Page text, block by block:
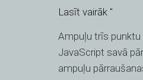
lieces
-
ISO
9187
Lasīt vairāk "
Ampuļu trīs punktu
JavaScript savā
ampuļu